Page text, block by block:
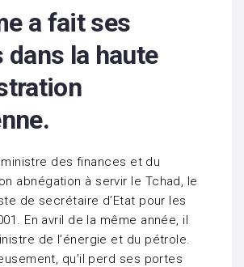
a fait ses
dans la haute
ministre des finances et du
abnégation à servir le Tchad, le
de secrétaire d’Etat pour les
En avril de la même année, il
de l’énergie et du pétrole.
qu’il perd ses portes